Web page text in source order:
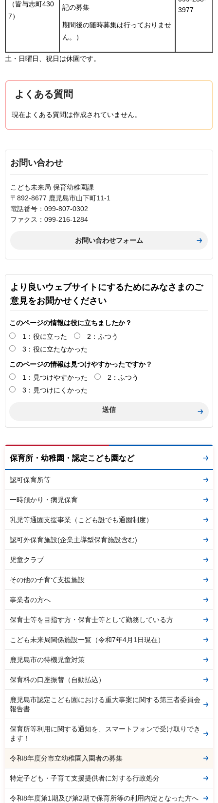
（皆与志町430
7）
記の募集
期間後の随時募集は行っておりませ
ん。）
3977
土・日曜日、祝日は休園です。
よくある質問
現在よくある質問は作成されていません。
お問い合わせ
こども未来局 保育幼稚園課
〒892-8677 鹿児島市山下町11-1
電話番号：099-807-0302
ファクス：099-216-1284
より良いウェブサイトにするためにみなさまのご
意見をお聞かせください
このページの情報は役に立ちましたか？
1：役に立った
2：ふつう
3：役に立たなかった
このページの情報は見つけやすかったですか？
1：見つけやすかった
2：ふつう
3：見つけにくかった
保育所・幼稚園・認定こども園など
認可保育所等
一時預かり・病児保育
乳児等通園支援事業（こども誰でも通園制度）
認可外保育施設(企業主導型保育施設含む)
児童クラブ
その他の子育て支援施設
事業者の方へ
保育士等を目指す方・保育士等として勤務している方
こども未来局関係施設一覧（令和7年4月1日現在）
鹿児島市の待機児童対策
保育料の口座振替（自動払込）
鹿児島市認定こども園における重大事案に関する第三者委員会
報告書
保育所等利用に関する通知を、スマートフォンで受け取りでき
ます！
令和8年度分市立幼稚園入園者の募集
特定子ども・子育て支援提供者に対する行政処分
令和8年度第1期及び第2期で保育所等の利用内定となった方へ